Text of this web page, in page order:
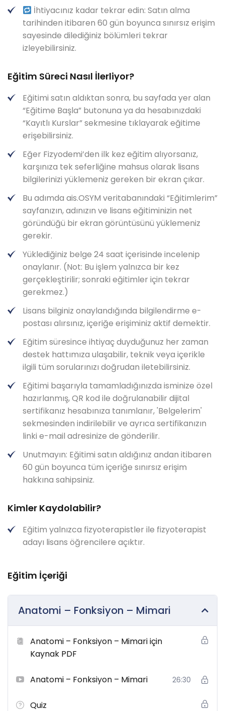
İhtiyacınız kadar tekrar edin: Satın alma
tarihinden itibaren 60 gün boyunca sınırsız erişim
sayesinde dilediğiniz bölümleri tekrar
izleyebilirsiniz.
Eğitim Süreci Nasıl İlerliyor?
Eğitimi satın aldıktan sonra, bu sayfada yer alan
“Eğitime Başla” butonuna ya da hesabınızdaki
“Kayıtlı Kurslar” sekmesine tıklayarak eğitime
erişebilirsiniz.
Eğer Fizyodemi’den ilk kez eğitim alıyorsanız,
karşınıza tek seferliğine mahsus olarak lisans
bilgilerinizi yüklemeniz gereken bir ekran çıkar.
Bu adımda ais.OSYM veritabanındaki “Eğitimlerim”
sayfanızın, adınızın ve lisans eğitiminizin net
göründüğü bir ekran görüntüsünü yüklemeniz
gerekir.
Yüklediğiniz belge 24 saat içerisinde incelenip
onaylanır. (Not: Bu işlem yalnızca bir kez
gerçekleştirilir; sonraki eğitimler için tekrar
gerekmez.)
Lisans bilginiz onaylandığında bilgilendirme e-
postası alırsınız, içeriğe erişiminiz aktif demektir.
Eğitim süresince ihtiyaç duyduğunuz her zaman
destek hattımıza ulaşabilir, teknik veya içerikle
ilgili tüm sorularınızı doğrudan iletebilirsiniz.
Eğitimi başarıyla tamamladığınızda isminize özel
hazırlanmış, QR kod ile doğrulanabilir dijital
sertifikanız hesabınıza tanımlanır, 'Belgelerim'
sekmesinden indirilebilir ve ayrıca sertifikanızın
linki e-mail adresinize de gönderilir.
Unutmayın: Eğitimi satın aldığınız andan itibaren
60 gün boyunca tüm içeriğe sınırsız erişim
hakkına sahipsiniz.
Kimler Kaydolabilir?
Eğitim yalnızca fizyoterapistler ile fizyoterapist
adayı lisans öğrencilere açıktır.
Eğitim İçeriği
Anatomi – Fonksiyon – Mimari
Anatomi – Fonksiyon – Mimari için
Kaynak PDF
Anatomi – Fonksiyon – Mimari 26:30
Quiz